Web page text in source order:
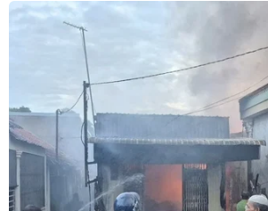
thu phí tại 5 Dự án cao tốc Bắc-Nam
05/08/2026 08:29
Xem thêm